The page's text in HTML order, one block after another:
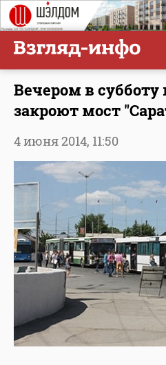
Вечером в
закроют мост
4 июня 2014, 11:50